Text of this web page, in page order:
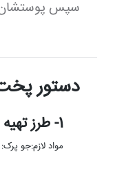
سپس پوستشان
دستور
1- طرز تهیه سوپ جو سفید
مواد لازم:جو پرک: 1 پیمانهآب مرغ: 8 پیمانههویج: 4 عددقارچ: 300 گرمجعفری: 200 گرمپیاز: 2 عددنمک و فلفل: به